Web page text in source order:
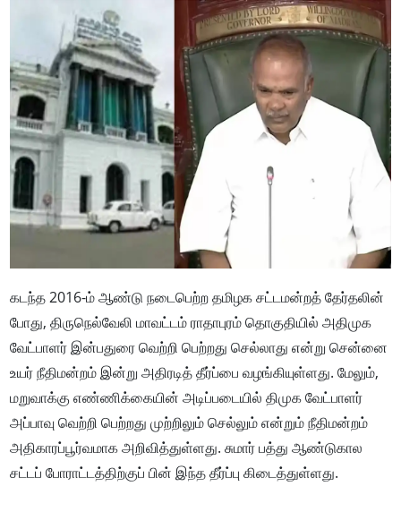
கடந்த 2016-ம் ஆண்டு நடைபெற்ற தமிழக சட்டமன்றத் தேர்தலின்
போது, திருநெல்வேலி மாவட்டம் ராதாபுரம் தொகுதியில் அதிமுக
வேட்பாளர் இன்பதுரை வெற்றி பெற்றது செல்லாது என்று சென்னை
உயர் நீதிமன்றம் இன்று அதிரடித் தீர்ப்பை வழங்கியுள்ளது. மேலும்,
மறுவாக்கு எண்ணிக்கையின் அடிப்படையில் திமுக வேட்பாளர்
அப்பாவு வெற்றி பெற்றது முற்றிலும் செல்லும் என்றும் நீதிமன்றம்
அதிகாரப்பூர்வமாக அறிவித்துள்ளது. சுமார் பத்து ஆண்டுகால
சட்டப் போராட்டத்திற்குப் பின் இந்த தீர்ப்பு கிடைத்துள்ளது.